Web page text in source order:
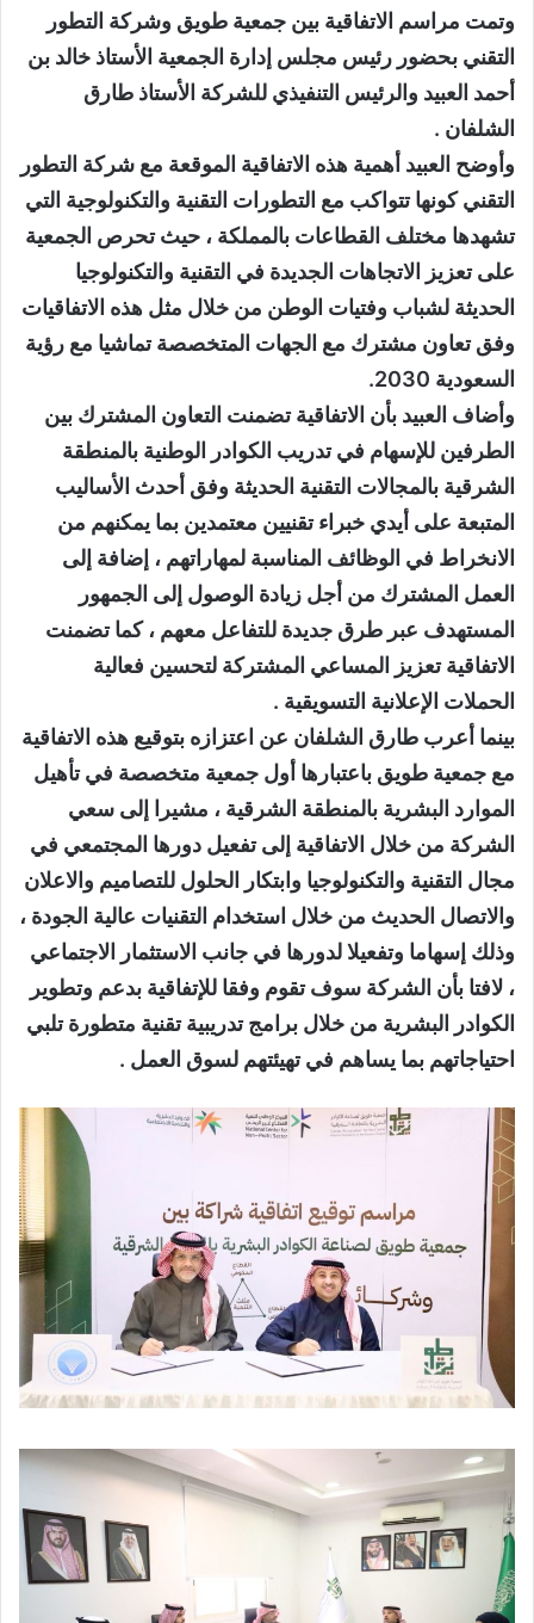
وتمت مراسم الاتفاقية بين جمعية طويق وشركة التطور
التقني بحضور رئيس مجلس إدارة الجمعية الأستاذ خالد بن
أحمد العبيد والرئيس التنفيذي للشركة الأستاذ طارق
الشلفان .
وأوضح العبيد أهمية هذه الاتفاقية الموقعة مع شركة التطور
التقني كونها تتواكب مع التطورات التقنية والتكنولوجية التي
تشهدها مختلف القطاعات بالمملكة ، حيث تحرص الجمعية
على تعزيز الاتجاهات الجديدة في التقنية والتكنولوجيا
الحديثة لشباب وفتيات الوطن من خلال مثل هذه الاتفاقيات
وفق تعاون مشترك مع الجهات المتخصصة تماشيا مع رؤية
السعودية 2030.
وأضاف العبيد بأن الاتفاقية تضمنت التعاون المشترك بين
الطرفين للإسهام في تدريب الكوادر الوطنية بالمنطقة
الشرقية بالمجالات التقنية الحديثة وفق أحدث الأساليب
المتبعة على أيدي خبراء تقنيين معتمدين بما يمكنهم من
الانخراط في الوظائف المناسبة لمهاراتهم ، إضافة إلى
العمل المشترك من أجل زيادة الوصول إلى الجمهور
المستهدف عبر طرق جديدة للتفاعل معهم ، كما تضمنت
الاتفاقية تعزيز المساعي المشتركة لتحسين فعالية
الحملات الإعلانية التسويقية .
بينما أعرب طارق الشلفان عن اعتزازه بتوقيع هذه الاتفاقية
مع جمعية طويق باعتبارها أول جمعية متخصصة في تأهيل
الموارد البشرية بالمنطقة الشرقية ، مشيرا إلى سعي
الشركة من خلال الاتفاقية إلى تفعيل دورها المجتمعي في
مجال التقنية والتكنولوجيا وابتكار الحلول للتصاميم والاعلان
والاتصال الحديث من خلال استخدام التقنيات عالية الجودة ،
وذلك إسهاما وتفعيلا لدورها في جانب الاستثمار الاجتماعي
، لافتا بأن الشركة سوف تقوم وفقا للإتفاقية بدعم وتطوير
الكوادر البشرية من خلال برامج تدريبية تقنية متطورة تلبي
احتياجاتهم بما يساهم في تهيئتهم لسوق العمل .